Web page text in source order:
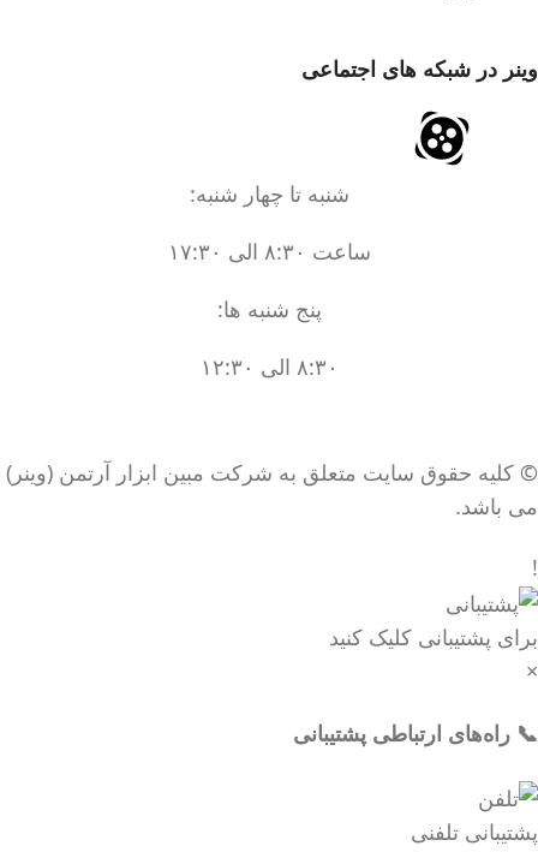
وینر در شبکه های اجتماعی
شنبه تا چهار شنبه:
ساعت ۸:۳۰ الی ۱۷:۳۰
پنج شنبه ها:
۸:۳۰ الی ۱۲:۳۰
© کلیه حقوق سایت متعلق به شرکت مبین ابزار آرتمن (وینر)
می باشد.
!
برای پشتیبانی کلیک کنید
×
📞 راه‌های ارتباطی پشتیبانی
پشتیبانی تلفنی